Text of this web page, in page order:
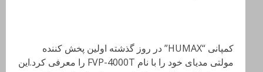
کمپانی “HUMAX” در روز گذشته اولین پخش کننده
مولتی مدیای خود را با نام FVP-4000T را معرفی کرد.این